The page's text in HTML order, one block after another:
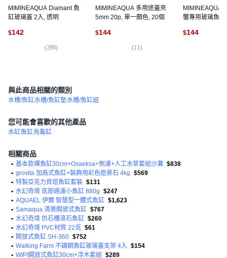
MIMINEAQUA Diamant 魚
缸玻璃蓋 2入, 透明
$142
(290)
MIMINEAQUA 多用途蓋夾
5mm 20p, 單一顏色, 20個
$144
(11)
MIMINEAQUA
蟹專用玻璃魚缸
$144
與此商品相關的類別
水槽/魚缸水槽/魚缸墊水槽/魚缸組
您可能會喜歡的其他產品
水缸魚缸烏龜缸
相關商品
• 基本款裸魚缸30cm+Osaeksa+側濾+人工水草套組沙灘 $838
• grovita 加高式魚缸+裝飾用彩色造景石 4kg $569
• 特製亞克力貝塔魚缸套裝 $131
• 水幻奇境 底部過濾小魚缸 880g $247
• AQUAEL 伊爾 智慧型一體式魚缸 $1,623
• Samaqua 清景開放式魚缸 $767
• 水幻奇境 仿石槽滾石魚缸 $260
• 水幻奇境 PVC材質 22克 $61
• 開放式魚缸 SH-360 $752
• Walking Farm 不鏽鋼魚缸玻璃蓋支架 4入 $154
• WIPI開放式魚缸30cm+浮木套組
$289